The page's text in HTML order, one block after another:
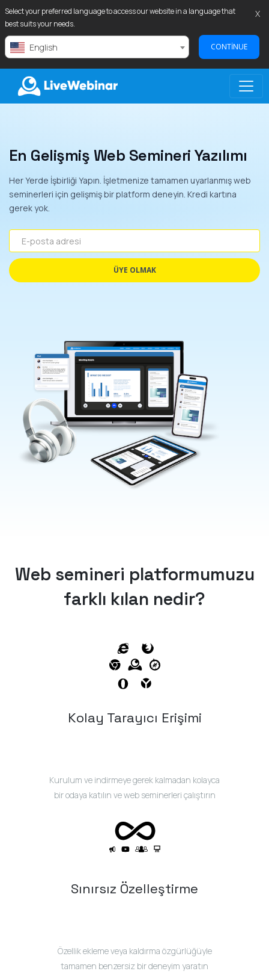
Select your preferred language to access our website in a language that
best suits your needs.
English CONTINUE
X
En Gelişmiş Web Semineri Yazılımı
Her Yerde İşbirliği Yapın. İşletmenize tamamen uyarlanmış web
seminerleri için gelişmiş bir platform deneyin. Kredi kartına
gerek yok.
E-posta adresi
ÜYE OLMAK
Web semineri platformumuzu
farklı kılan nedir?
Kolay Tarayıcı Erişimi
Kurulum ve indirmeye gerek kalmadan kolayca
bir odaya katılın ve web seminerleri çalıştırın
Sınırsız Özelleştirme
Özellik ekleme veya kaldırma özgürlüğüyle
tamamen benzersiz bir deneyim yaratın